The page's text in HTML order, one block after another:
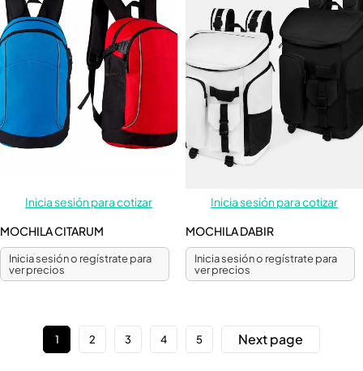
Inicia sesión para cotizar
MOCHILA CITARUM
Inicia sesión o regístrate para
ver precios
Inicia sesión para cotizar
MOCHILA DABIR
Inicia sesión o regístrate para
ver precios
1 2 3 4 5 Next page